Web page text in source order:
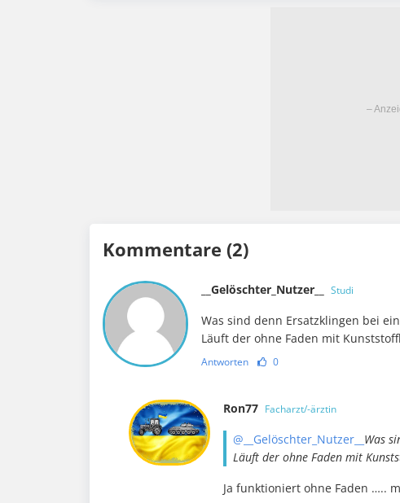
Kommentare (2)
__Gelöschter_Nutzer__ Studi
Was sind denn Ersatzklingen bei
Läuft der ohne Faden mit
Antworten 0
Ron77 Facharzt/-ärztin
@__Gelöschter_Nutzer__ Was
Läuft der ohne Faden mit
Ja funktioniert ohne Faden …..